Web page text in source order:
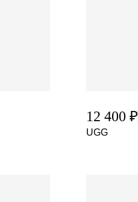
12 400 ₽
UGG